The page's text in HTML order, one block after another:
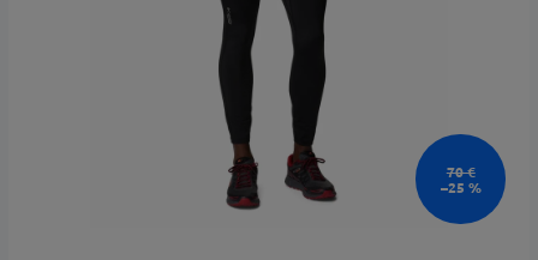
70 €
–25 %